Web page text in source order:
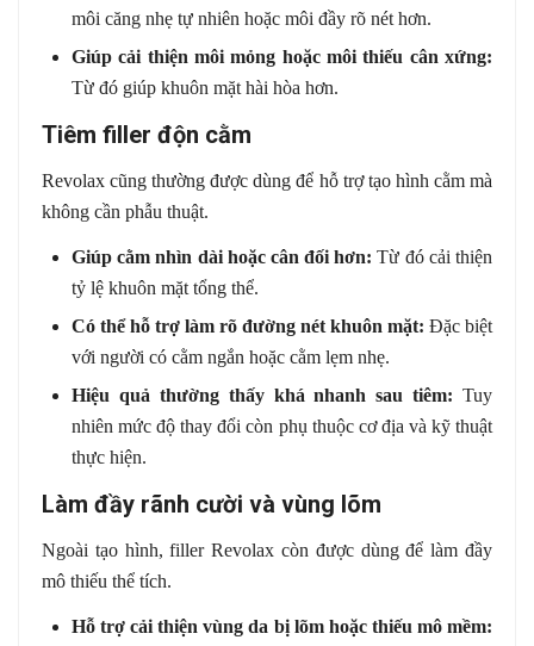
môi căng nhẹ tự nhiên hoặc môi đầy rõ nét hơn.
Giúp cải thiện môi mỏng hoặc môi thiếu cân xứng:
Từ đó giúp khuôn mặt hài hòa hơn.
Tiêm filler độn cằm
Revolax cũng thường được dùng để hỗ trợ tạo hình cằm mà
không cần phẫu thuật.
Giúp cằm nhìn dài hoặc cân đối hơn: Từ đó cải thiện
tỷ lệ khuôn mặt tổng thể.
Có thể hỗ trợ làm rõ đường nét khuôn mặt: Đặc biệt
với người có cằm ngắn hoặc cằm lẹm nhẹ.
Hiệu quả thường thấy khá nhanh sau tiêm: Tuy
nhiên mức độ thay đổi còn phụ thuộc cơ địa và kỹ thuật
thực hiện.
Làm đầy rãnh cười và vùng lõm
Ngoài tạo hình, filler Revolax còn được dùng để làm đầy
mô thiếu thể tích.
Hỗ trợ cải thiện vùng da bị lõm hoặc thiếu mô mềm: